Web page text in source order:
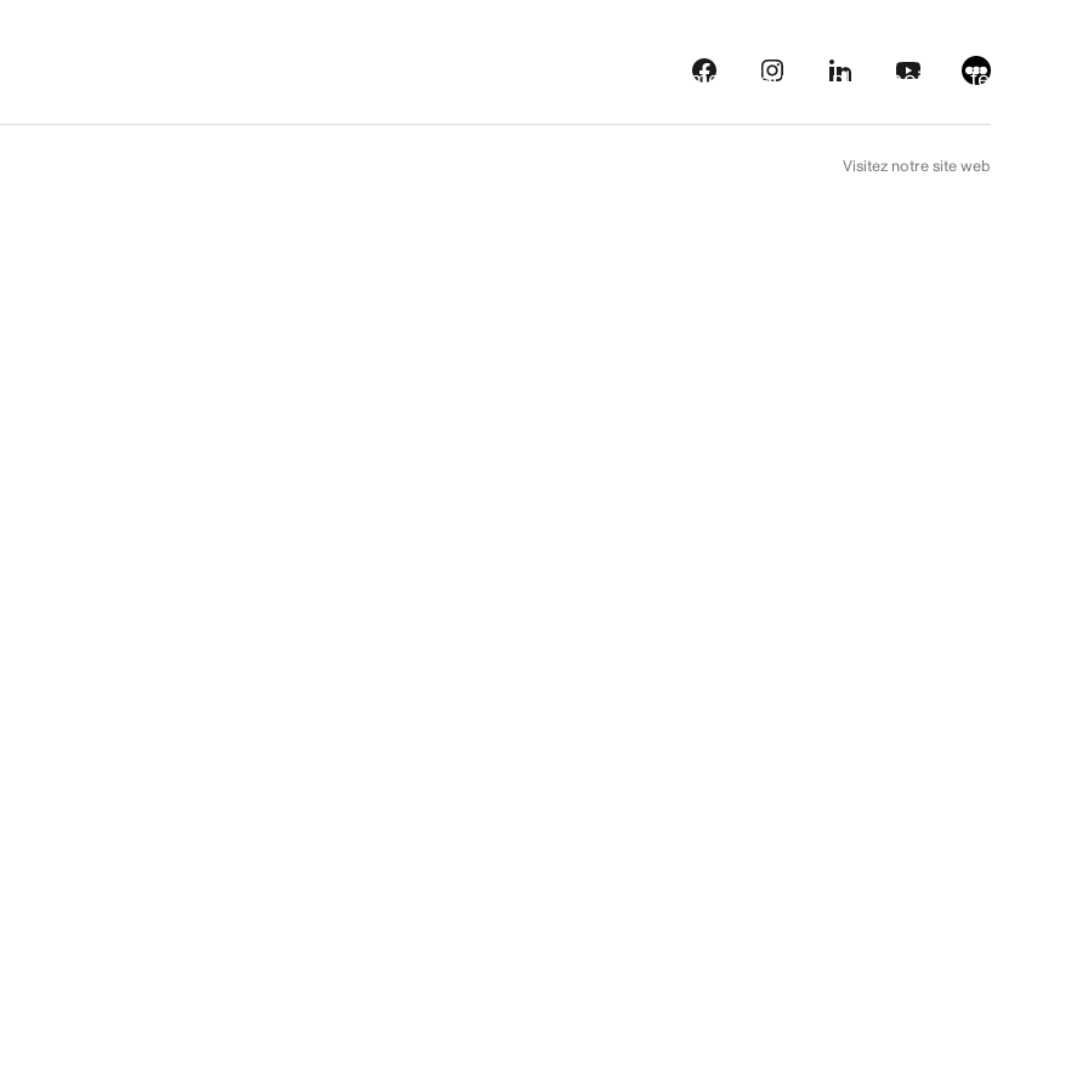
Plateformes À l’arrière plan Choix de téléfilm
Visitez notre site web